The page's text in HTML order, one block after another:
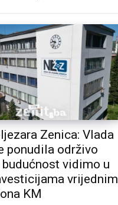
Zenica: Vlada
ponudila održivo
budućnost vidimo u
vrijednim
KM